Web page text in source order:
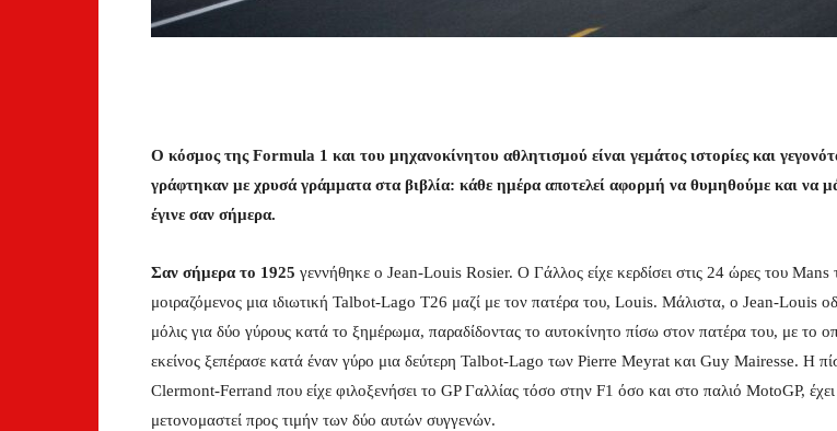
Ο κόσμος της Formula 1 και του μηχανοκίνητου αθλητισμού είναι γεμάτος ιστορίες και
γράφτηκαν με χρυσά γράμματα στα βιβλία: κάθε ημέρα αποτελεί αφορμή να θυμηθούμε και να
έγινε σαν σήμερα.
Σαν σήμερα το 1925 γεννήθηκε ο Jean-Louis Rosier. Ο Γάλλος είχε κερδίσει στις 24 ώρες του Mans
μοιραζόμενος μια ιδιωτική Talbot-Lago T26 μαζί με τον πατέρα του, Louis. Μάλιστα, ο Jean-Louis
μόλις για δύο γύρους κατά το ξημέρωμα, παραδίδοντας το αυτοκίνητο πίσω στον πατέρα του, με το
εκείνος ξεπέρασε κατά έναν γύρο μια δεύτερη Talbot-Lago των Pierre Meyrat και Guy Mairesse. H
Clermont-Ferrand που είχε φιλοξενήσει το GP Γαλλίας τόσο στην F1 όσο και στο παλιό MotoGP, έχει
μετονομαστεί προς τιμήν των δύο αυτών συγγενών.